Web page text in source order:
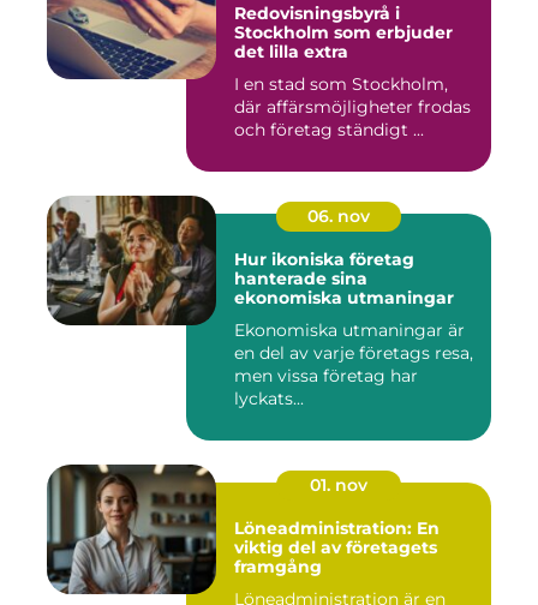
Redovisningsbyrå i
Stockholm som erbjuder
det lilla extra
I en stad som Stockholm,
där affärsmöjligheter frodas
och företag ständigt ...
06. nov
Hur ikoniska företag
hanterade sina
ekonomiska utmaningar
Ekonomiska utmaningar är
en del av varje företags resa,
men vissa företag har
lyckats...
01. nov
Löneadministration: En
viktig del av företagets
framgång
Löneadministration är en